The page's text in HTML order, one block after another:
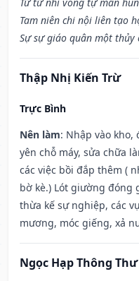
Tam niên chi nội liên tạo
Sự sự giáo quân một thủy
Thập Nhị Kiến Trừ
Trực Bình
Nên làm: Nhập vào kho,
yên chỗ máy, sửa chữa
các việc bồi đắp thêm (
bờ kè.) Lót giường đóng
thừa kế sự nghiệp, các
mương, móc giếng, xả
Ngọc Hạp Thông Thư